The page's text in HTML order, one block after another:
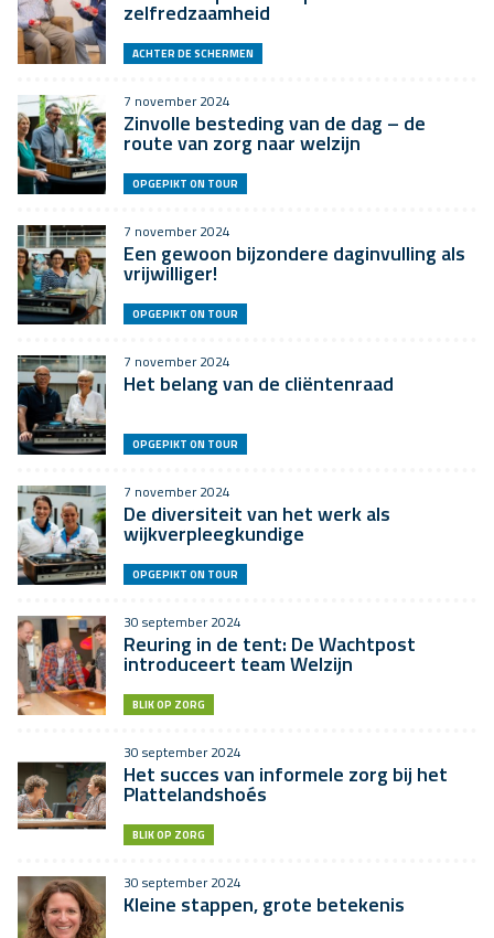
zelfredzaamheid
ACHTER DE SCHERMEN
7 november 2024
Zinvolle besteding van de dag – de
route van zorg naar welzijn
OPGEPIKT ON TOUR
7 november 2024
Een gewoon bijzondere daginvulling als
vrijwilliger!
OPGEPIKT ON TOUR
7 november 2024
Het belang van de cliëntenraad
OPGEPIKT ON TOUR
7 november 2024
De diversiteit van het werk als
wijkverpleegkundige
OPGEPIKT ON TOUR
30 september 2024
Reuring in de tent: De Wachtpost
introduceert team Welzijn
BLIK OP ZORG
30 september 2024
Het succes van informele zorg bij het
Plattelandshoés
BLIK OP ZORG
30 september 2024
Kleine stappen, grote betekenis